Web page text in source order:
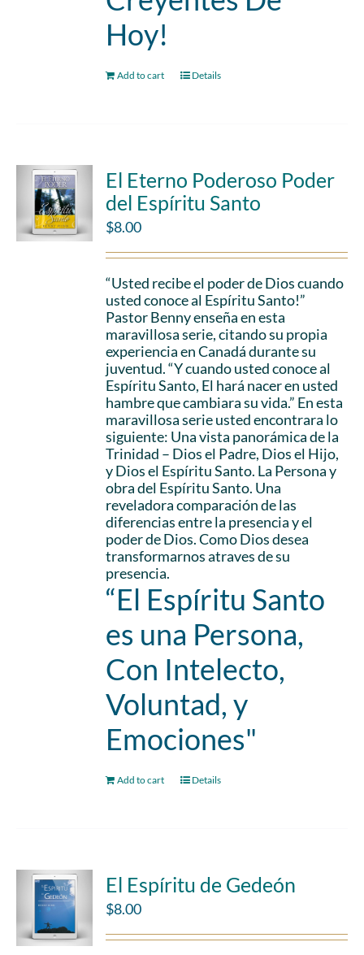
Hoy!
Add to cart Details
El Eterno Poderoso Poder
del Espíritu Santo
$8.00
“Usted recibe el poder de Dios cuando
usted conoce al Espíritu Santo!”
Pastor Benny enseña en esta
maravillosa serie, citando su propia
experiencia en Canadá durante su
juventud. “Y cuando usted conoce al
Espíritu Santo, El hará nacer en usted
hambre que cambiara su vida.” En esta
maravillosa serie usted encontrara lo
siguiente: Una vista panorámica de la
Trinidad – Dios el Padre, Dios el Hijo,
y Dios el Espíritu Santo. La Persona y
obra del Espíritu Santo. Una
reveladora comparación de las
diferencias entre la presencia y el
poder de Dios. Como Dios desea
transformarnos atraves de su
presencia.
“El Espíritu Santo
es una Persona,
Con Intelecto,
Voluntad, y
Emociones"
Add to cart Details
El Espíritu de Gedeón
$8.00